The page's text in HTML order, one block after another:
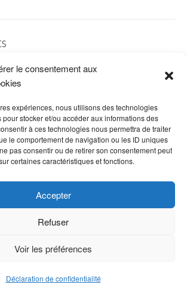
le consentement aux
expériences, nous utilisons des technologies
stocker et/ou accéder aux informations des
à ces technologies nous permettra de traiter
le comportement de navigation ou les ID uniques
pas consentir ou de retirer son consentement peut
certaines caractéristiques et fonctions.
Accepter
Refuser
Voir les préférences
Déclaration de confidentialité
offre-t-on des fleurs ?
Français
un cactus ?
la fête des mères ?
fleurs séchées